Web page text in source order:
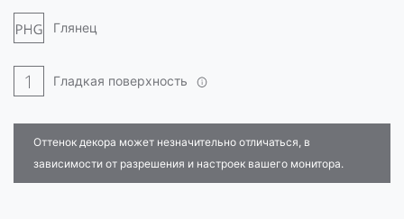
Глянец
Гладкая поверхность
Оттенок декора может незначительно отличаться, в
зависимости от разрешения и настроек вашего монитора.